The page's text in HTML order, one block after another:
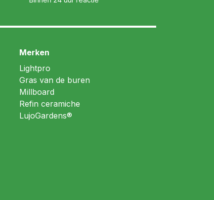
Merken
Lightpro
Gras van de buren
Millboard
Refin ceramiche
LujoGardens®